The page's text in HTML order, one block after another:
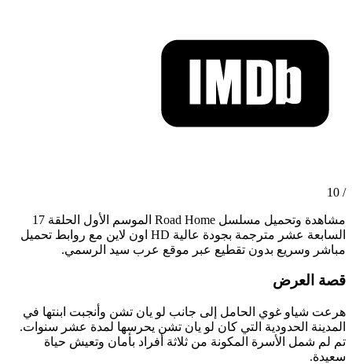
/ 10
مشاهدة وتحميل مسلسل Road Home الموسم الأول الحلقة 17
السابعة عشر مترجمة بجودة عالية HD اون لاين مع روابط تحميل
مباشر وسريع بدون تقطيع عبر موقع عرب سيد الرسمي.
قصة العرض
هرعت شياو غوي الحامل إلى جانب لو يان تشن وأنجبت ابنتها في
المدينة الحدودية التي كان لو يان تشن يحرسها لمدة عشر سنوات.
تم لم شمل الأسرة المكونة من ثلاثة أفراد بأمان وتعيش حياة
سعيدة.